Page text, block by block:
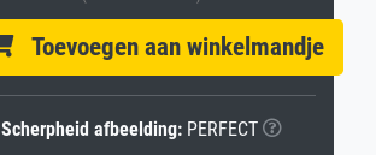
Toevoegen aan winkelmandje
Scherpheid afbeelding:PERFECT